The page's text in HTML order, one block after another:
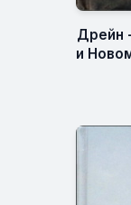
Дрейн
и